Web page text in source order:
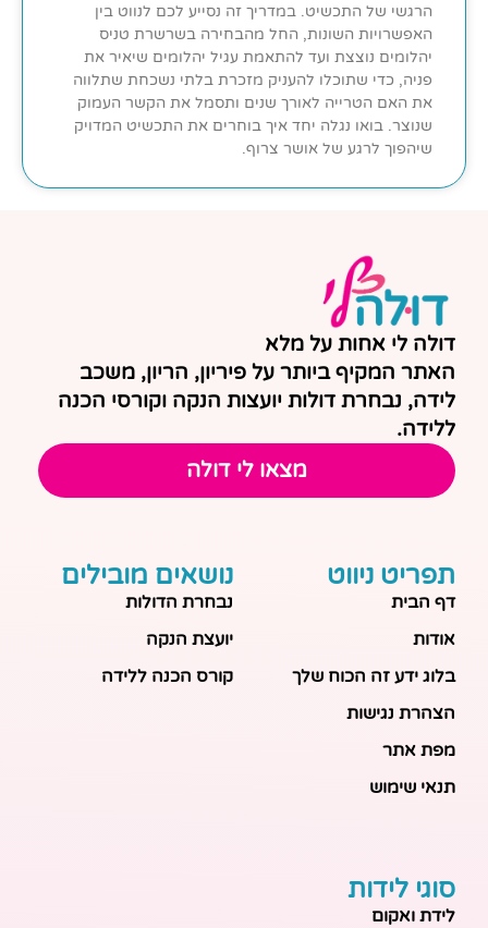
הרגשי של התכשיט. במדריך זה נסייע לכם לנווט בין
האפשרויות השונות, החל מהבחירה בשרשרת טניס
יהלומים נוצצת ועד להתאמת עגיל יהלומים שיאיר את
פניה, כדי שתוכלו להעניק מזכרת בלתי נשכחת שתלווה
את האם הטרייה לאורך שנים ותסמל את הקשר העמוק
שנוצר. בואו נגלה יחד איך בוחרים את התכשיט המדויק
שיהפוך לרגע של אושר צרוף.
דולה לי אחות על מלא
האתר המקיף ביותר על פיריון, הריון, משכב
לידה, נבחרת דולות יועצות הנקה וקורסי הכנה
ללידה.
מצאו לי דולה
תפריט ניווט
דף הבית
אודות
בלוג ידע זה הכוח שלך
הצהרת נגישות
מפת אתר
תנאי שימוש
נושאים מובילים
נבחרת הדולות
יועצת הנקה
קורס הכנה ללידה
סוגי לידות
לידת ואקום